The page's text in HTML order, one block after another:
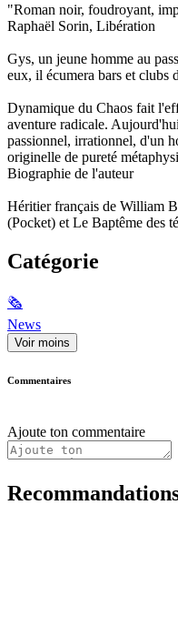
"Roman noir, foudroyant,
Raphaël Sorin, Libération
Gys, un jeune homme au
eux, il écumera bars et clubs
Dynamique du Chaos fait
aventure radicale.
passionnel, irrationnel, d'un
originelle de pureté
Biographie de l'auteur
Héritier français de William
(Pocket) et Le Baptême des
Catégorie
🗞
News
Voir moins
Commentaires
Ajoute ton commentaire